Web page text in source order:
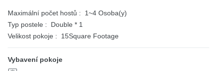
Maximální počet hostů :
1~4 Osoba(y)
Typ postele :
Double * 1
Velikost pokoje :
15Square Footage
Vybavení pokoje